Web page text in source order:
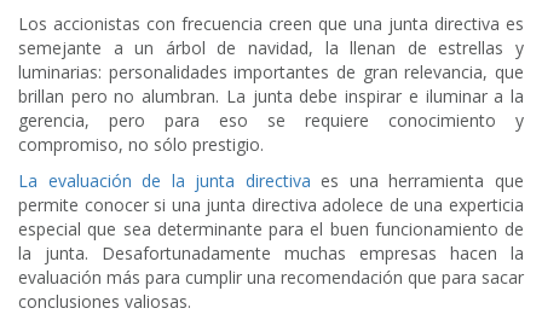
Los accionistas con frecuencia creen que una junta directiva es
semejante a un árbol de navidad, la llenan de estrellas y
luminarias: personalidades importantes de gran relevancia, que
brillan pero no alumbran. La junta debe inspirar e iluminar a la
gerencia, pero para eso se requiere conocimiento y
compromiso, no sólo prestigio.
La evaluación de la junta directiva es una herramienta que
permite conocer si una junta directiva adolece de una experticia
especial que sea determinante para el buen funcionamiento de
la junta. Desafortunadamente muchas empresas hacen la
evaluación más para cumplir una recomendación que para sacar
conclusiones valiosas.